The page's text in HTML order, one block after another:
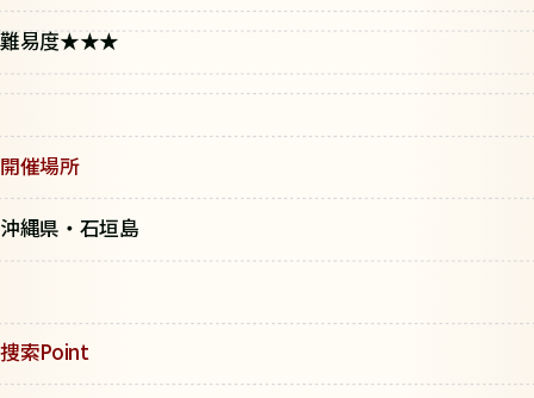
難易度★★★
開催場所
沖縄県・石垣島
捜索Point